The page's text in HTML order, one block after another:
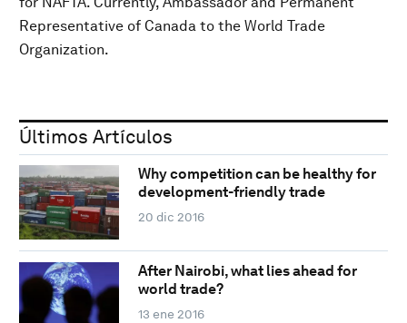
Representative of Canada to the World Trade
Organization.
Últimos Artículos
Why competition can be healthy for
development-friendly trade
20 dic 2016
After Nairobi, what lies ahead for
world trade?
13 ene 2016